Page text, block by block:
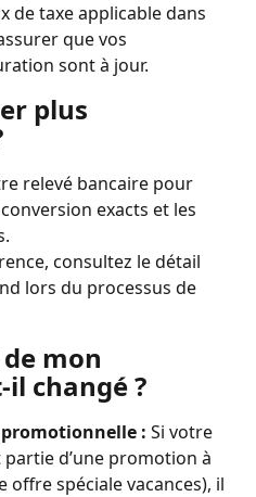
de taxe applicable dans
que vos
sont à jour.
plus
relevé bancaire pour
exacts et les
consultez le détail
lors du processus de
mon
changé ?
: Si votre
d’une promotion à
spéciale vacances), il